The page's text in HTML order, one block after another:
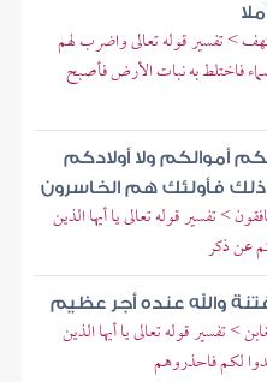
> تفسير قوله تعالى واضرب لهم
فاختلط به نبات الأرض فأصبح
أموالكم ولا أولادكم
فأولئك هم الخاسرون
> تفسير قوله تعالى يا أيها الذين
عن ذكر
والله عنده أجر عظيم
> تفسير قوله تعالى يا أيها الذين
لكم فاحذروهم